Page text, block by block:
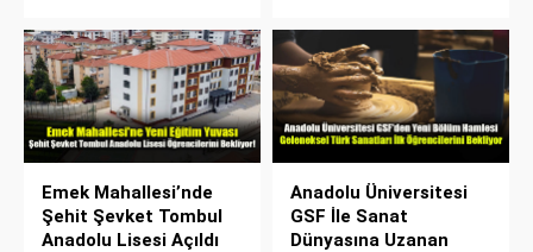
Emek Mahallesi’nde
Şehit Şevket Tombul
Anadolu Lisesi Açıldı
Anadolu Üniversitesi
GSF İle Sanat
Dünyasına Uzanan